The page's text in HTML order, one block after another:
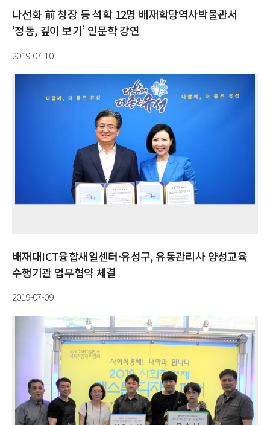
나선화 前 청장 등 석학 12명 배재학당역사박물관서
‘정동, 깊이 보기’ 인문학 강연
2019-07-10
배재대ICT융합새일센터·유성구, 유통관리사 양성교육
수행기관 업무협약 체결
2019-07-09